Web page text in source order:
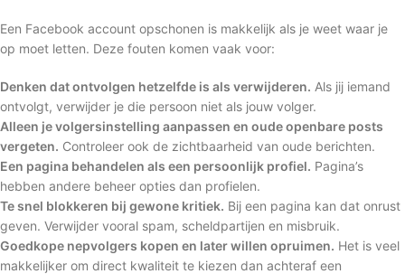
Een Facebook account opschonen is makkelijk als je weet waar je
op moet letten. Deze fouten komen vaak voor:
Denken dat ontvolgen hetzelfde is als verwijderen. Als jij iemand
ontvolgt, verwijder je die persoon niet als jouw volger.
Alleen je volgersinstelling aanpassen en oude openbare posts
vergeten. Controleer ook de zichtbaarheid van oude berichten.
Een pagina behandelen als een persoonlijk profiel. Pagina’s
hebben andere beheer opties dan profielen.
Te snel blokkeren bij gewone kritiek. Bij een pagina kan dat onrust
geven. Verwijder vooral spam, scheldpartijen en misbruik.
Goedkope nepvolgers kopen en later willen opruimen. Het is veel
makkelijker om direct kwaliteit te kiezen dan achteraf een